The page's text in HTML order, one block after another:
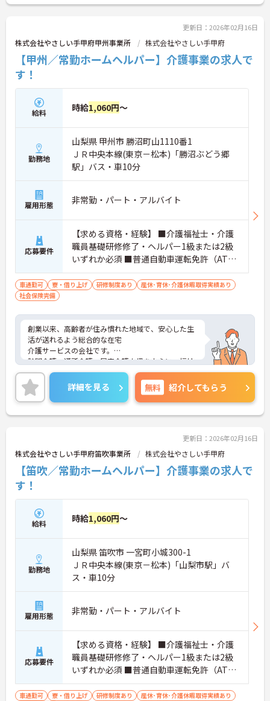
更新日：2026年02月16日
株式会社やさしい手甲府甲州事業所 株式会社やさしい手甲府
【甲州／常勤ホームヘルパー】介護事業の求人で
す！
給料 時給1,060円～
勤務地
山梨県 甲州市 勝沼町山1110番1
ＪＲ中央本線(東京－松本)「勝沼ぶどう郷
駅」バス・車10分
雇用形態 非常勤・パート・アルバイト
応募要件
【求める資格・経験】 ■介護福祉士・介護
職員基礎研修修了・ヘルパー1級または2級
いずれか必須 ■普通自動車運転免許（AT限
定可）
車通勤可 寮・借り上げ 研修制度あり
産休･育休･介護休暇取得実績あり
社会保険完備
創業以来、高齢者が住み慣れた地域で、安心した生
活が送れるよう総合的な在宅
介護サービスの会社です。
訪問介護、通所介護、居宅介護支援を中心に、福祉
用具、訪問入浴、小規模多機
能型居宅介護等、幅広いサービスを提供することで
利用者様だけでなく、社員も
イキイキと出来る会社を目指し甲府エリアを中心に
現在も成長し続けています。
詳細を見る 無料 紹介してもらう
更新日：2026年02月16日
株式会社やさしい手甲府笛吹事業所 株式会社やさしい手甲府
【笛吹／常勤ホームヘルパー】介護事業の求人で
す！
給料 時給1,060円～
勤務地
山梨県 笛吹市 一宮町小城300-1
ＪＲ中央本線(東京－松本)「山梨市駅」バ
ス・車10分
雇用形態 非常勤・パート・アルバイト
応募要件
【求める資格・経験】 ■介護福祉士・介護
職員基礎研修修了・ヘルパー1級または2級
いずれか必須 ■普通自動車運転免許（AT限
定可）
車通勤可 寮・借り上げ 研修制度あり
産休･育休･介護休暇取得実績あり